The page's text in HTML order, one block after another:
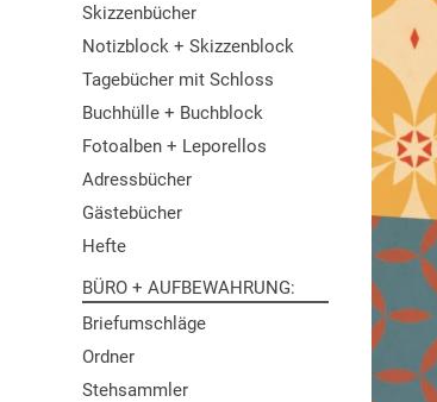
Skizzenbücher
Notizblock + Skizzenblock
Tagebücher mit Schloss
Buchhülle + Buchblock
Fotoalben + Leporellos
Adressbücher
Gästebücher
Hefte
BÜRO + AUFBEWAHRUNG
Briefumschläge
Ordner
Stehsammler